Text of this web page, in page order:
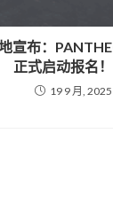
宣布：
正式启动报名！
19 9 月, 2025